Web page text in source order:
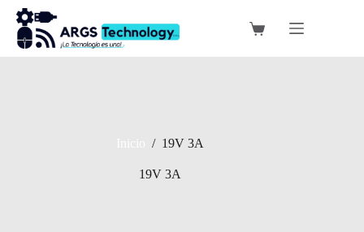
Saltar
contenido
Carro
/ 19V 3A
19V 3A